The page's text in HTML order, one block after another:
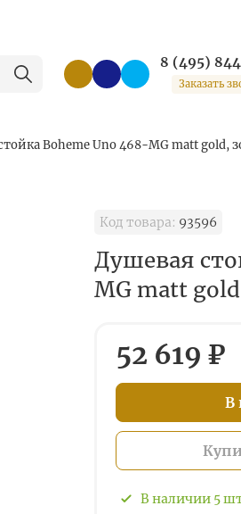
8 (495)
Заказать
Boheme Uno 468-MG matt gold,
Код товара: 93596
Душевая
MG matt
52 619 ₽
В
В наличии 5